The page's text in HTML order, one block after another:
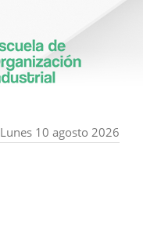
Lunes 10 agosto 2026